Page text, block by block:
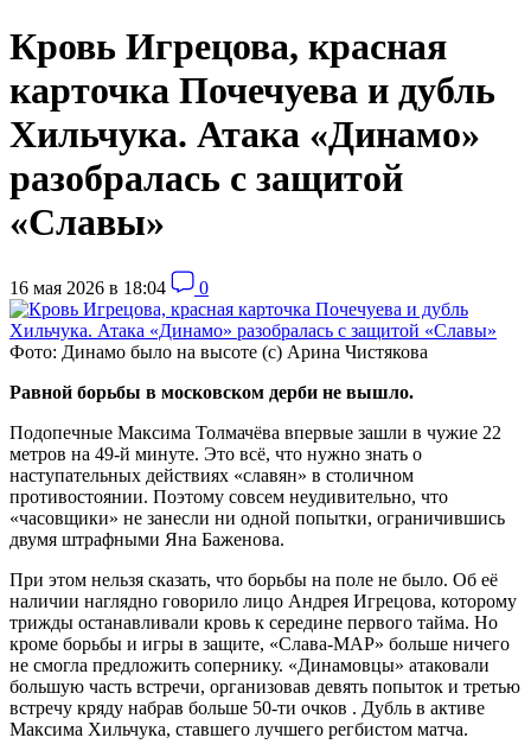
Кровь Игрецова, красная
карточка Почечуева и дубль
Хильчука. Атака «Динамо»
разобралась с защитой
«Славы»
16 мая 2026 в 18:04 0
Фото: Динамо было на высоте (с) Арина Чистякова
Равной борьбы в московском дерби не вышло.
Подопечные Максима Толмачёва впервые зашли в чужие 22
метров на 49-й минуте. Это всё, что нужно знать о
наступательных действиях «славян» в столичном
противостоянии. Поэтому совсем неудивительно, что
«часовщики» не занесли ни одной попытки, ограничившись
двумя штрафными Яна Баженова.
При этом нельзя сказать, что борьбы на поле не было. Об её
наличии наглядно говорило лицо Андрея Игрецова, которому
трижды останавливали кровь к середине первого тайма. Но
кроме борьбы и игры в защите, «Слава-МАР» больше ничего
не смогла предложить сопернику. «Динамовцы» атаковали
большую часть встречи, организовав девять попыток и третью
встречу кряду набрав больше 50-ти очков . Дубль в активе
Максима Хильчука, ставшего лучшего регбистом матча.